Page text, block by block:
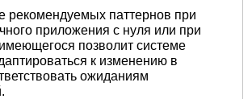
рекомендуемых паттернов при
приложения с нуля или при
позволит системе
к изменению в
ожиданиям